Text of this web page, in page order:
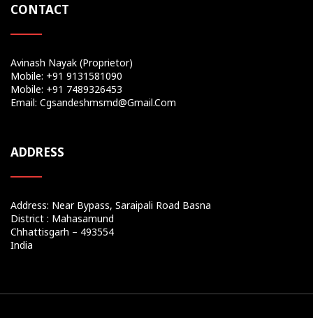
CONTACT
Avinash Nayak (Proprietor)
Mobile: +91 9131581090
Mobile: +91 7489326453
Email: Cgsandeshmsmd@gmail.com
ADDRESS
Address: Near Bypass, Saraipali Road Basna
District : Mahasamund
Chhattisgarh – 493554
India